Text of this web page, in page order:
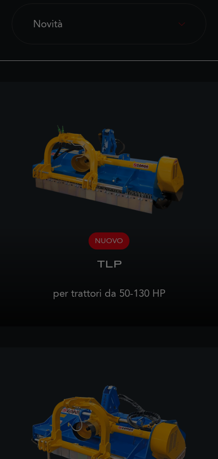
Novità
NUOVO
TLP
per trattori da 50-130 HP